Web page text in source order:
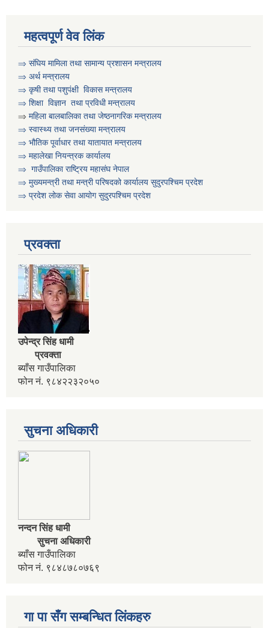
महत्वपूर्ण वेव लिंक
⇒ संघिय मामिला तथा सामान्य प्रशासन मन्त्रालय
⇒ अर्थ मन्त्रालय
⇒ कृषी तथा पशुप‌ंक्षी विकास मन्त्रालय
⇒ शिक्षा विज्ञान तथा प्रविधी मन्त्रालय
⇒ महिला बालबालिका तथा जेष्ठनागरिक मन्त्रालय
⇒ स्वास्थ्य तथा जनसंख्या मन्त्रालय
⇒ भौतिक पूर्वाधार तथा यातायात मन्त्रालय
⇒ महालेखा नियन्त्रक कार्यालय
⇒ गाउँपालिका राष्ट्रिय महासंघ नेपाल
⇒ मुख्यमन्त्री तथा मन्त्री परिषदको कार्यालय सुदुरपश्चिम प्रदेश
⇒ प्रदेश लोक सेवा आयोग सुदुरपश्चिम प्रदेश
प्रवक्ता
उपेन्द्र सिंह धामी
प्रवक्ता
ब्याँस गाउँपालिका
फोन नं. ९८४२२३२०५०
सुचना अधिकारी
नन्दन सिंह धामी
सुचना अधिकारी
ब्याँस गाउँपालिका
फोन नं. ९८४८७८०७६९
गा पा सँग सम्बन्धित लिंकहरु